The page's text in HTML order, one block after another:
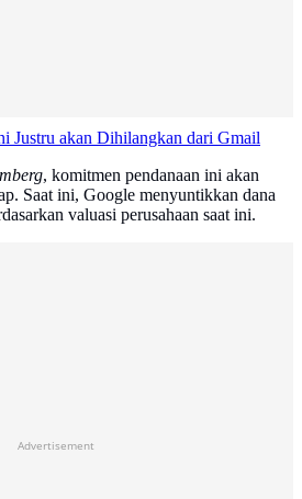
Justru akan Dihilangkan dari Gmail
, komitmen pendanaan ini akan
Saat ini, Google menyuntikkan dana
valuasi perusahaan saat ini.
Advertisement